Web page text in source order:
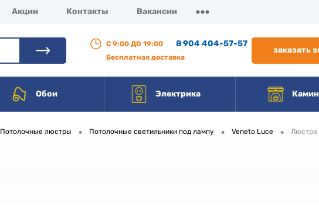
Акции Контакты Вакансии
С 9:00 ДО 19:00 8 904 404-57-57
Бесплатная доставка
заказать
Обои Электрика
Потолочные люстры • Потолочные светильники под лампу • Veneto Luce • Люстра